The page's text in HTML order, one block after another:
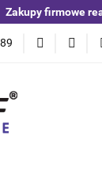
Zakupy firmowe
Czujniki i